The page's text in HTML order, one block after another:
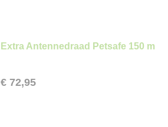
Extra Antennedraad Petsafe 150 m
€ 72,95